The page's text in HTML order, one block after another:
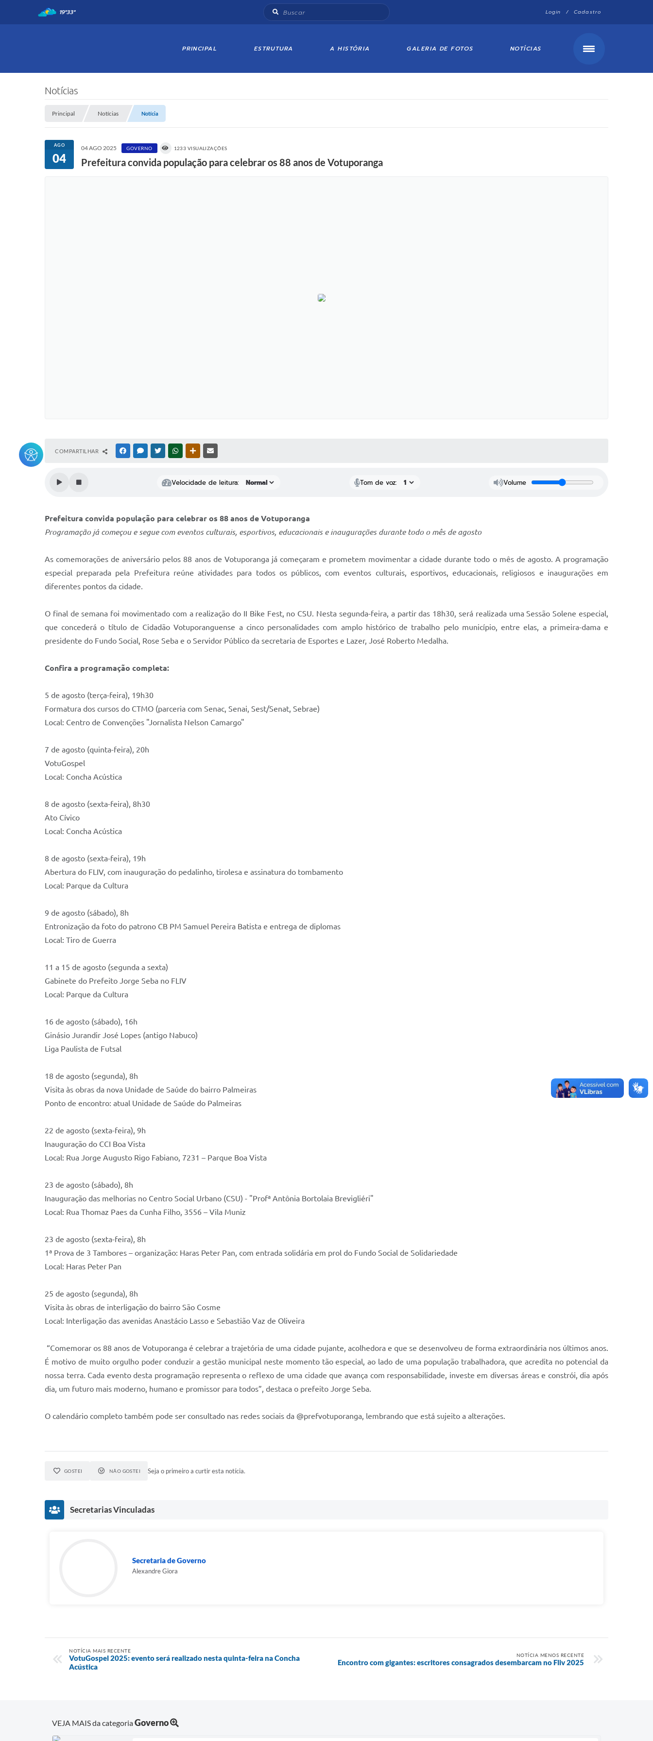
Login / Cadastro
19°33°
PRINCIPAL ESTRUTURA A HISTÓRIA GALERIA DE FOTOS NOTÍCIAS
Notícias
Principal Notícias Notícia
AGO
04
04 AGO 2025 GOVERNO 1233 VISUALIZAÇÕES
Prefeitura convida população para celebrar os 88 anos de Votuporanga
COMPARTILHAR FACEBOOKMESSENGER
TWITTERWHATSAPPOUTRAS MÍDIAS
Velocidade de leitura: Tom de voz: Volume
Prefeitura convida população para celebrar os 88 anos de Votuporanga
Programação já começou e segue com eventos culturais, esportivos, educacionais e inaugurações durante todo o mês de agosto
As comemorações de aniversário pelos 88 anos de Votuporanga já começaram e prometem movimentar a cidade durante todo o mês de agosto. A programação
especial preparada pela Prefeitura reúne atividades para todos os públicos, com eventos culturais, esportivos, educacionais, religiosos e inaugurações em
diferentes pontos da cidade.
O final de semana foi movimentado com a realização do II Bike Fest, no CSU. Nesta segunda-feira, a partir das 18h30, será realizada uma Sessão Solene especial,
que concederá o título de Cidadão Votuporanguense a cinco personalidades com amplo histórico de trabalho pelo município, entre elas, a primeira-dama e
presidente do Fundo Social, Rose Seba e o Servidor Público da secretaria de Esportes e Lazer, José Roberto Medalha.
Confira a programação completa:
5 de agosto (terça-feira), 19h30
Formatura dos cursos do CTMO (parceria com Senac, Senai, Sest/Senat, Sebrae)
Local: Centro de Convenções "Jornalista Nelson Camargo"
7 de agosto (quinta-feira), 20h
VotuGospel
Local: Concha Acústica
8 de agosto (sexta-feira), 8h30
Ato Cívico
Local: Concha Acústica
8 de agosto (sexta-feira), 19h
Abertura do FLIV, com inauguração do pedalinho, tirolesa e assinatura do tombamento
Local: Parque da Cultura
9 de agosto (sábado), 8h
Entronização da foto do patrono CB PM Samuel Pereira Batista e entrega de diplomas
Local: Tiro de Guerra
11 a 15 de agosto (segunda a sexta)
Gabinete do Prefeito Jorge Seba no FLIV
Local: Parque da Cultura
16 de agosto (sábado), 16h
Ginásio Jurandir José Lopes (antigo Nabuco)
Liga Paulista de Futsal
18 de agosto (segunda), 8h
Visita às obras da nova Unidade de Saúde do bairro Palmeiras
Ponto de encontro: atual Unidade de Saúde do Palmeiras
22 de agosto (sexta-feira), 9h
Inauguração do CCI Boa Vista
Local: Rua Jorge Augusto Rigo Fabiano, 7231 – Parque Boa Vista
23 de agosto (sábado), 8h
Inauguração das melhorias no Centro Social Urbano (CSU) - "Profª Antônia Bortolaia Brevigliéri"
Local: Rua Thomaz Paes da Cunha Filho, 3556 – Vila Muniz
23 de agosto (sexta-feira), 8h
1ª Prova de 3 Tambores – organização: Haras Peter Pan, com entrada solidária em prol do Fundo Social de Solidariedade
Local: Haras Peter Pan
25 de agosto (segunda), 8h
Visita às obras de interligação do bairro São Cosme
Local: Interligação das avenidas Anastácio Lasso e Sebastião Vaz de Oliveira
“Comemorar os 88 anos de Votuporanga é celebrar a trajetória de uma cidade pujante, acolhedora e que se desenvolveu de forma extraordinária nos últimos anos.
É motivo de muito orgulho poder conduzir a gestão municipal neste momento tão especial, ao lado de uma população trabalhadora, que acredita no potencial da
nossa terra. Cada evento desta programação representa o reflexo de uma cidade que avança com responsabilidade, investe em diversas áreas e constrói, dia após
dia, um futuro mais moderno, humano e promissor para todos”, destaca o prefeito Jorge Seba.
O calendário completo também pode ser consultado nas redes sociais da @prefvotuporanga, lembrando que está sujeito a alterações.
GOSTEI NÃO GOSTEI Seja o primeiro a curtir esta notícia.
Secretarias Vinculadas
Secretaria de Governo
Alexandre Giora
NOTÍCIA MAIS RECENTE
VotuGospel 2025: evento será realizado nesta quinta-feira na Concha
Acústica
NOTÍCIA MENOS RECENTE
Encontro com gigantes: escritores consagrados desembarcam no Fliv 2025
VEJA MAIS da categoriaGoverno